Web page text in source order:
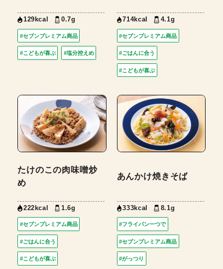
129kcal 0.7g
#セブンプレミアム商品
#こどもが喜ぶ #塩分控えめ
714kcal 4.1g
#セブンプレミアム商品
#ごはんに合う
#こどもが喜ぶ
たけのこの肉味噌炒
め
222kcal 1.6g
#セブンプレミアム商品
#ごはんに合う
#こどもが喜ぶ
あんかけ焼きそば
333kcal 8.1g
#フライパン一つで
#セブンプレミアム商品
#がっつり